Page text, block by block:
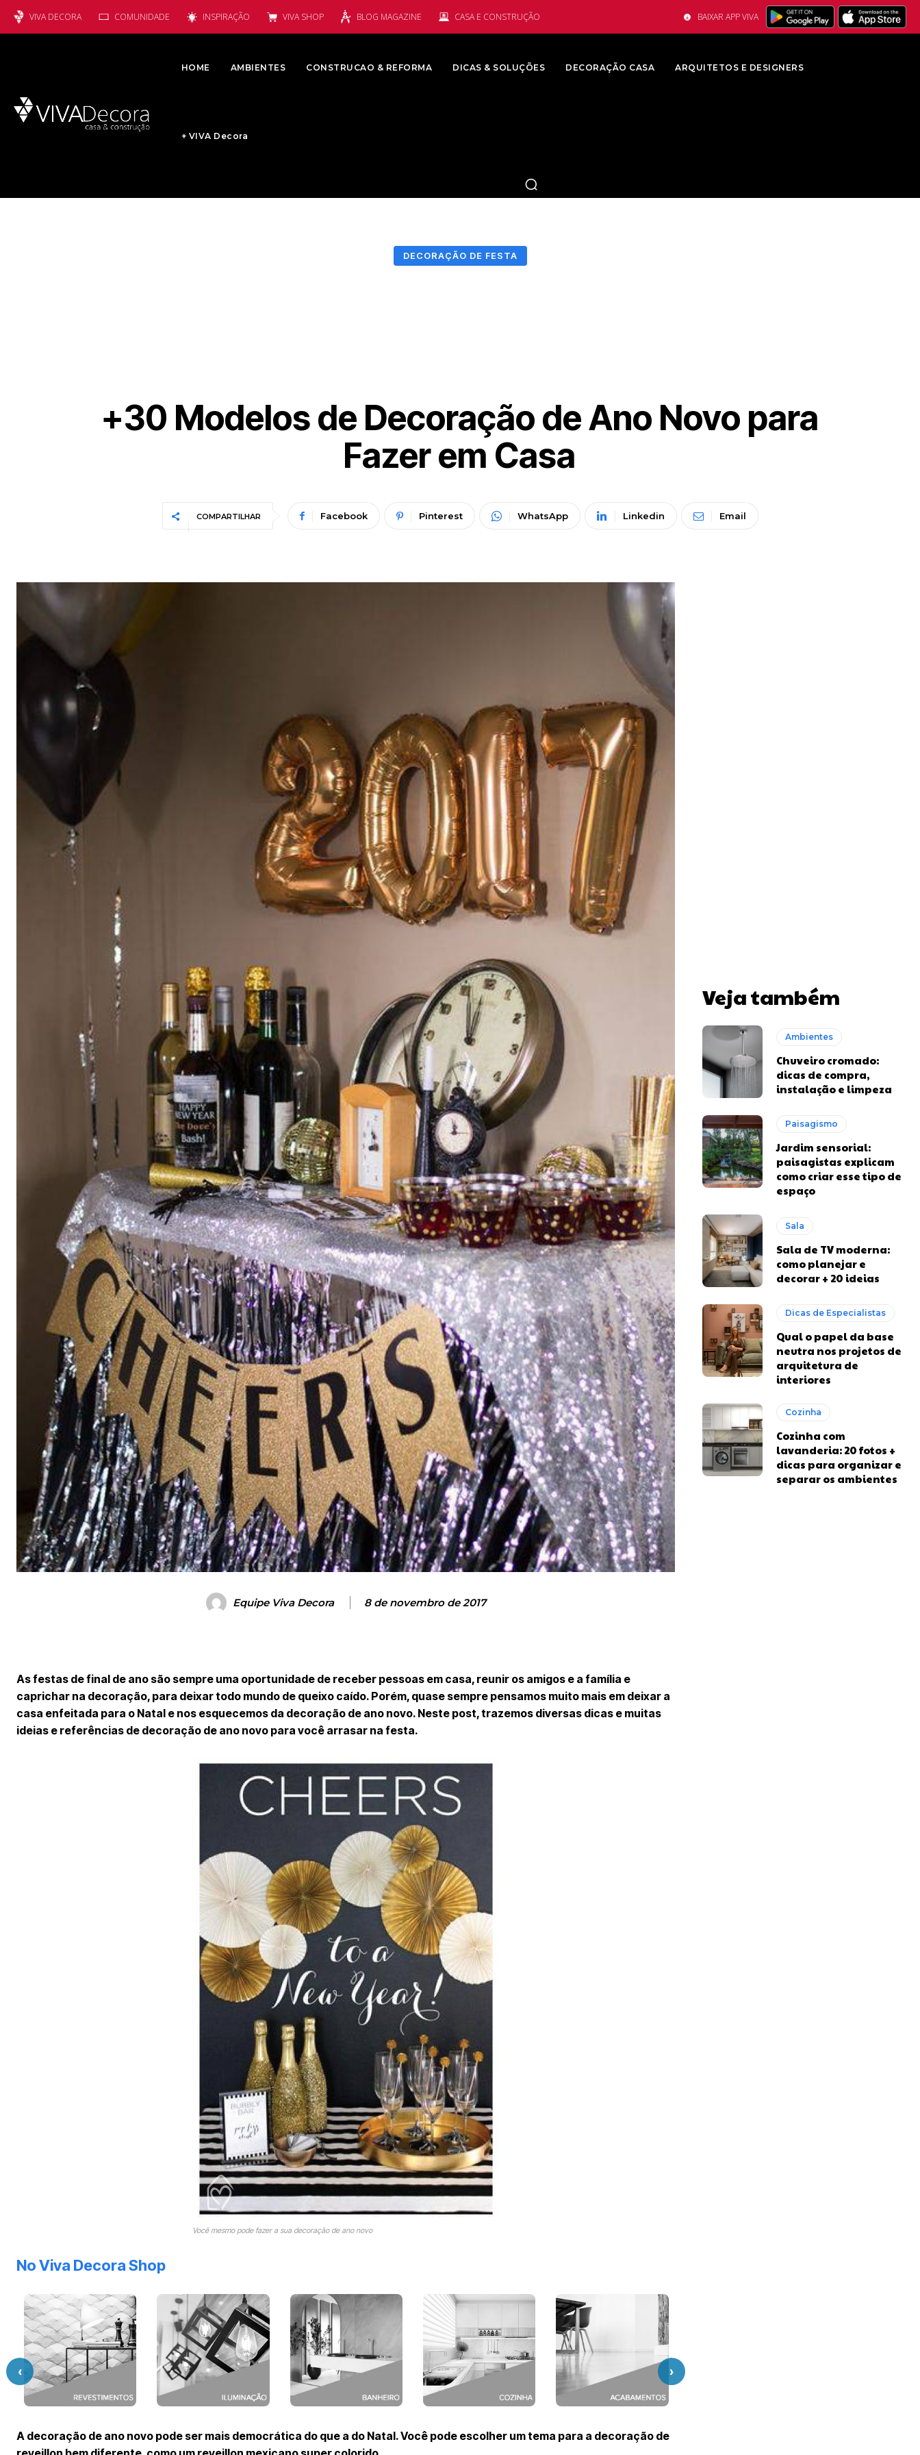
VIVA DECORA COMUNIDADE INSPIRAÇÃO VIVA SHOP BLOG MAGAZINE CASA E CONSTRUÇÃO BAIXAR APP VIVA
HOME AMBIENTES CONSTRUCAO & REFORMA DICAS & SOLUÇÕES DECORAÇÃO CASA ARQUITETOS E DESIGNERS
+ VIVA Decora
DECORAÇÃO DE FESTA
+30 Modelos de Decoração de Ano Novo para
Fazer em Casa
COMPARTILHAR Facebook Pinterest WhatsApp Linkedin Email
Equipe Viva Decora 8 de novembro de 2017
As festas de final de ano são sempre uma oportunidade de receber pessoas em casa, reunir os amigos e a família e
caprichar na decoração, para deixar todo mundo de queixo caído. Porém, quase sempre pensamos muito mais em deixar a
casa enfeitada para o Natal e nos esquecemos da decoração de ano novo. Neste post, trazemos diversas dicas e muitas
ideias e referências de decoração de ano novo para você arrasar na festa.
Você mesmo pode fazer a sua decoração de ano novo
No Viva Decora Shop
‹ ›
A decoração de ano novo pode ser mais democrática do que a do Natal. Você pode escolher um tema para a decoração de
Veja também
Ambientes
Chuveiro cromado:
dicas de compra,
instalação e limpeza
Paisagismo
Jardim sensorial:
paisagistas explicam
como criar esse tipo de
espaço
Sala
Sala de TV moderna:
como planejar e
decorar + 20 ideias
Dicas de Especialistas
Qual o papel da base
neutra nos projetos de
arquitetura de
interiores
Cozinha
Cozinha com
lavanderia: 20 fotos +
dicas para organizar e
separar os ambientes